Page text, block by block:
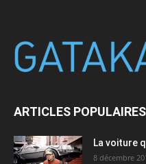
ARTICLES POPULAIRES
La voiture
8 décembre